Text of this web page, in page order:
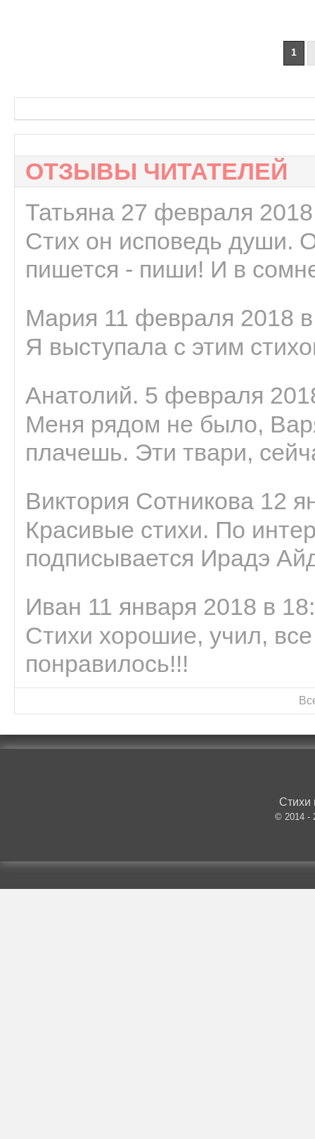
1
ОТЗЫВЫ ЧИТАТЕЛЕЙ
Татьяна 27 февраля
Стих он исповедь души.
пишется - пиши! И в
Мария 11 февраля 2018
Я выступала с этим
Анатолий. 5 февраля
Меня рядом не было,
плачешь. Эти твари,
Виктория Сотникова 12
Красивые стихи. По
подписывается Ирадэ
Иван 11 января 2018 в
Стихи хорошие, учил,
понравилось!!!
Стихи
© 2014 -